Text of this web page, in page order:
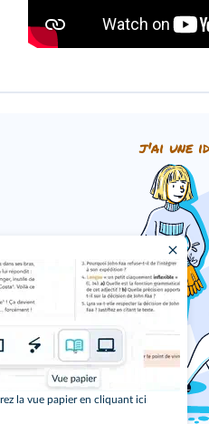
la vue papier en cliquant ici
j'ai une